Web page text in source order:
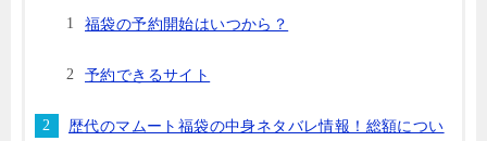
福袋の予約開始はいつから？
予約できるサイト
歴代のマムート福袋の中身ネタバレ情報！総額につい